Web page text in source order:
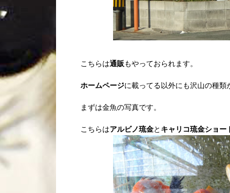
こちらは通販もやっておられます。
ホームページに載ってる以外にも沢山の種類
まずは金魚の写真です。
こちらはアルビノ琉金と キャリコ琉金ショー